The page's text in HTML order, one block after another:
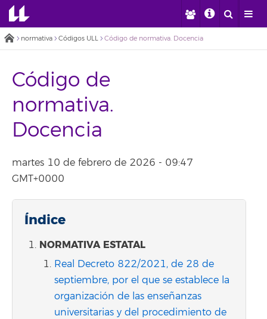
normativa Códigos ULL Código de normativa. Docencia
Código de
normativa.
Docencia
martes 10 de febrero de 2026 - 09:47
GMT+0000
Índice
NORMATIVA ESTATAL
Real Decreto 822/2021, de 28 de
septiembre, por el que se establece la
organización de las enseñanzas
universitarias y del procedimiento de